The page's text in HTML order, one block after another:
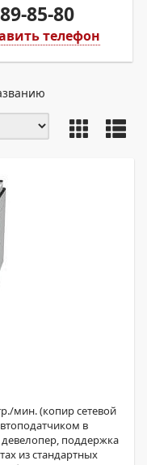
85-80
телефон
мин. (копир сетевой
в
девелопер, поддержка
из стандартных